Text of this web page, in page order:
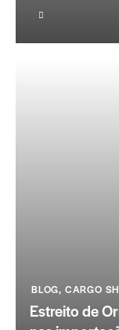
BLOG, CARGO
Estreito de